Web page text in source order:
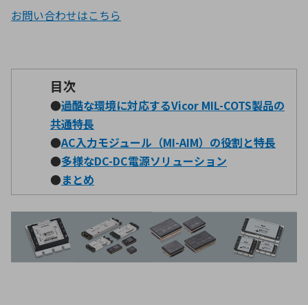
環境構築・開発システム
半導体・電子部品小ロット
医療機器
お問い合わせはこちら
目次
●過酷な環境に対応するVicor MIL-COTS製品の
共通特長
●AC入力モジュール（MI-AIM）の役割と特長
●多様なDC-DC電源ソリューション
●まとめ